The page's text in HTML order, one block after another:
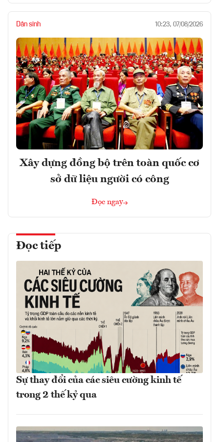
Dân sinh 10:23, 07/08/2026
Xây dựng đồng bộ trên toàn quốc cơ
sở dữ liệu người có công
Đọc ngay
Đọc tiếp
Sự thay đổi của các siêu cường kinh tế
trong 2 thế kỷ qua